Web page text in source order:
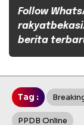
Follow
berita
Tag :
PPDB Online